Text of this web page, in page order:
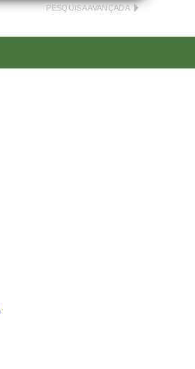
PESQUISA AVANÇADA